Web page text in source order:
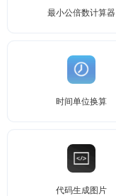
最小公倍数计算器
时间单位换算
代码生成图片